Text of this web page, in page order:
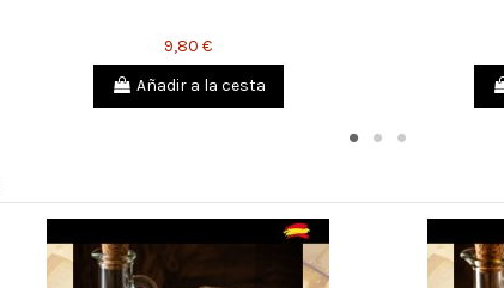
9,80 €
Añadir a la cesta